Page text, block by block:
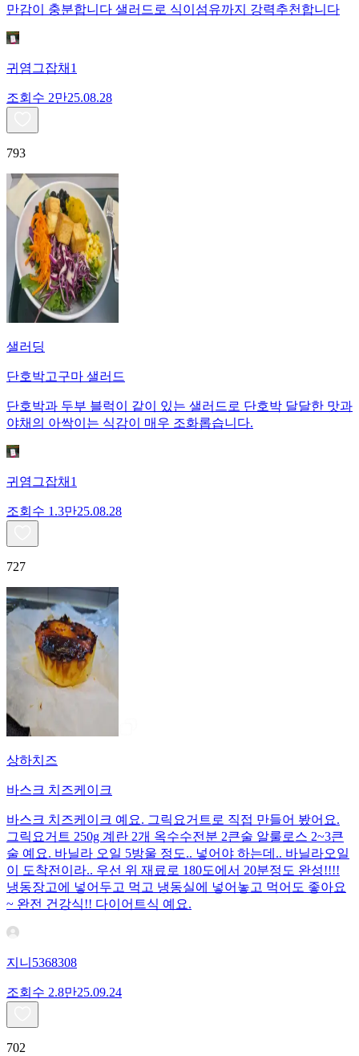
만감이 충분합니다 샐러드로 식이섬유까지 강력추천합니다
귀염그잡채1
조회수 2만25.08.28
793
샐러딩
단호박고구마 샐러드
단호박과 두부 블럭이 같이 있는 샐러드로 단호박 달달한 맛과
야채의 아싹이는 식감이 매우 조화롭습니다.
귀염그잡채1
조회수 1.3만25.08.28
727
상하치즈
바스크 치즈케이크
바스크 치즈케이크 예요. 그릭요거트로 직접 만들어 봤어요.
그릭요거트 250g 계란 2개 옥수수전분 2큰술 알룰로스 2~3큰
술 예요. 바닐라 오일 5방울 정도.. 넣어야 하는데.. 바닐라오일
이 도착전이라.. 우선 위 재료로 180도에서 20분정도 완성!!!!
냉동장고에 넣어두고 먹고 냉동실에 넣어놓고 먹어도 좋아요
~ 완전 건강식!! 다이어트식 예요.
지니5368308
조회수 2.8만25.09.24
702